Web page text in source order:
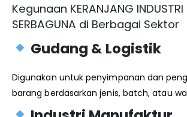
Kegunaan KERANJANG INDUSTRI
SERBAGUNA di Berbagai Sektor
Gudang & Logistik
Digunakan untuk penyimpanan dan
barang berdasarkan jenis, batch, atau